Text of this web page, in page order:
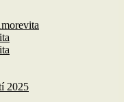
2025